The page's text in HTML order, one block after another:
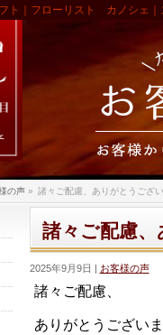
ト｜フローリスト カノシェ｜
の声» 諸々ご配慮、ありがとうござい
諸々ご配慮、
2025年9月9日 お客様の声
諸々ご配慮、
ありがとうございま